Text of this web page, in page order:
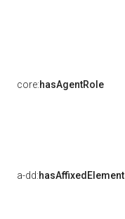
core:hasAgentRole
a-dd:hasAffixedElement